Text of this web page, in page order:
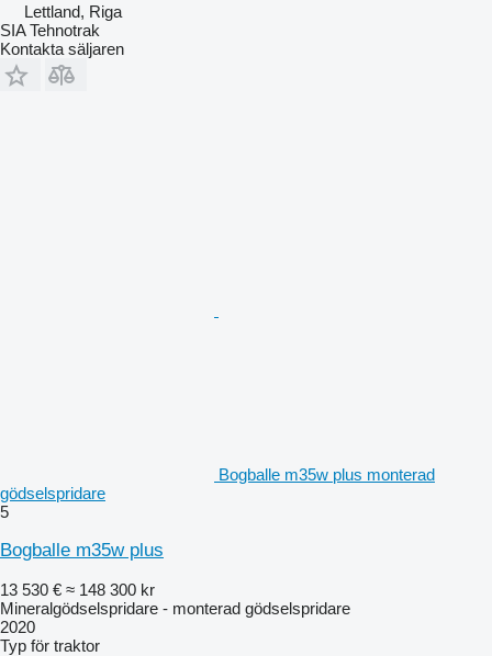
Lettland, Riga
SIA Tehnotrak
Kontakta säljaren
Bogballe m35w plus monterad
gödselspridare
5
Bogballe m35w plus
13 530 € ≈ 148 300 kr
Mineralgödselspridare - monterad gödselspridare
2020
Typ för traktor